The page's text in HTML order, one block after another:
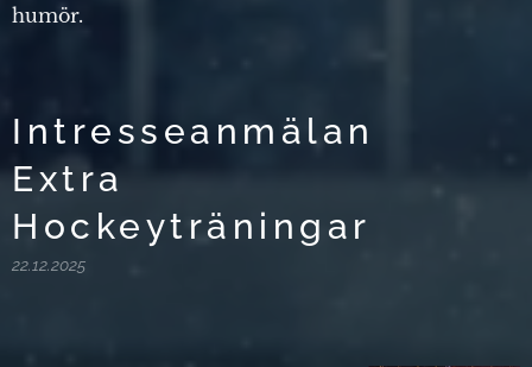
humör.
Intresseanmälan
Extra
Hockeyträningar
22.12.2025